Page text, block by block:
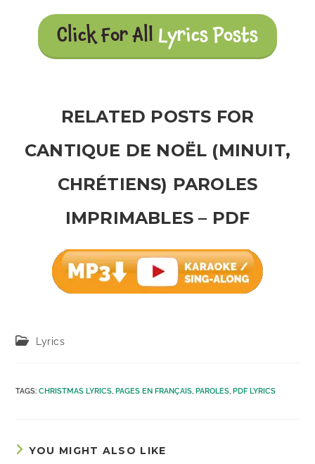
Click For All Lyrics Posts
RELATED POSTS FOR
CANTIQUE DE NOËL (MINUIT,
CHRÉTIENS) PAROLES
IMPRIMABLES – PDF
PostLyrics
TAGS:CHRISTMAS LYRICS, PAGES EN FRANÇAIS, PAROLES, PDF LYRICS
YOU MIGHT ALSO LIKE